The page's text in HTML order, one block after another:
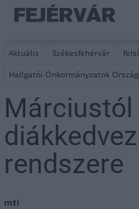
Aktuális Székesfehérvár
Hallgatói Önkormányzatok
Márciustól
rendszere
mti